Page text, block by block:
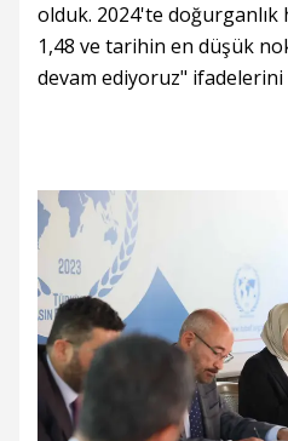
olduk. 2024'te doğurganlık
1,48 ve tarihin en düşük
devam ediyoruz" ifadelerini